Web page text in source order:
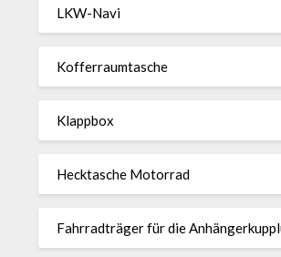
LKW-Navi
Kof­fer­raum­ta­sche
Klappbox
Heck­ta­sche Motorrad
Fahr­rad­träger für die